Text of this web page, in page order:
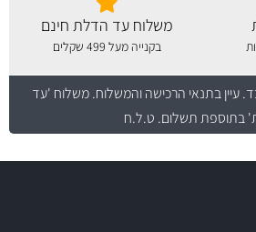
משלוח עד הדלת חינם
בקנייה מעל 499 שקלים
עיין בתנאי הרכישה והמשלוח. משלוח 'עד
בתוספת תשלום. ט.ל.ח